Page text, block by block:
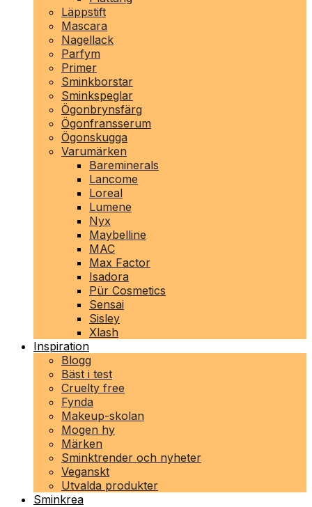
Läppstift
Mascara
Nagellack
Parfym
Primer
Sminkborstar
Sminkspeglar
Ögonbrynsfärg
Ögonfransserum
Ögonskugga
Varumärken
Bareminerals
Lancome
Loreal
Lumene
Nyx
Maybelline
MAC
Max Factor
Isadora
Pür Cosmetics
Sensai
Sisley
Xlash
Inspiration
Blogg
Bäst i test
Cruelty free
Fynda
Makeup-skolan
Mogen hy
Märken
Sminktrender och nyheter
Veganskt
Utvalda produkter
Sminkrea